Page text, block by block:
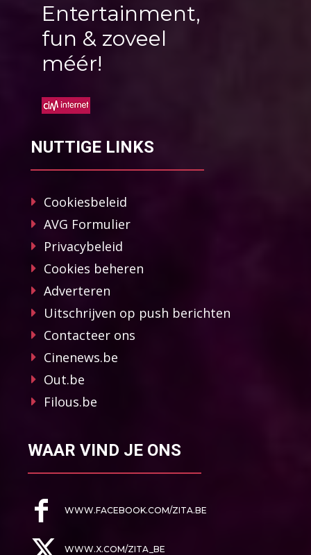
Entertainment,
fun & zoveel
méér!
NUTTIGE LINKS
Cookiesbeleid
AVG Formulier
Privacybeleid
Cookies beheren
Adverteren
Uitschrijven op push berichten
Contacteer ons
Cinenews.be
Out.be
Filous.be
WAAR VIND JE ONS
WWW.FACEBOOK.COM/ZITA.BE
WWW.X.COM/ZITA_BE